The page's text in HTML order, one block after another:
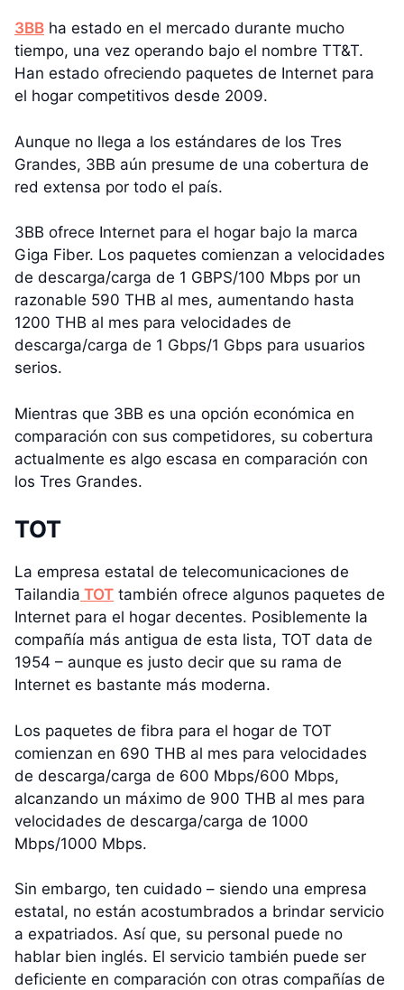
3BB ha estado en el mercado durante mucho
tiempo, una vez operando bajo el nombre TT&T.
Han estado ofreciendo paquetes de Internet para
el hogar competitivos desde 2009.
Aunque no llega a los estándares de los Tres
Grandes, 3BB aún presume de una cobertura de
red extensa por todo el país.
3BB ofrece Internet para el hogar bajo la marca
Giga Fiber. Los paquetes comienzan a velocidades
de descarga/carga de 1 GBPS/100 Mbps por un
razonable 590 THB al mes, aumentando hasta
1200 THB al mes para velocidades de
descarga/carga de 1 Gbps/1 Gbps para usuarios
serios.
Mientras que 3BB es una opción económica en
comparación con sus competidores, su cobertura
actualmente es algo escasa en comparación con
los Tres Grandes.
TOT
La empresa estatal de telecomunicaciones de
Tailandia TOT también ofrece algunos paquetes de
Internet para el hogar decentes. Posiblemente la
compañía más antigua de esta lista, TOT data de
1954 – aunque es justo decir que su rama de
Internet es bastante más moderna.
Los paquetes de fibra para el hogar de TOT
comienzan en 690 THB al mes para velocidades
de descarga/carga de 600 Mbps/600 Mbps,
alcanzando un máximo de 900 THB al mes para
velocidades de descarga/carga de 1000
Mbps/1000 Mbps.
Sin embargo, ten cuidado – siendo una empresa
estatal, no están acostumbrados a brindar servicio
a expatriados. Así que, su personal puede no
hablar bien inglés. El servicio también puede ser
deficiente en comparación con otras compañías de